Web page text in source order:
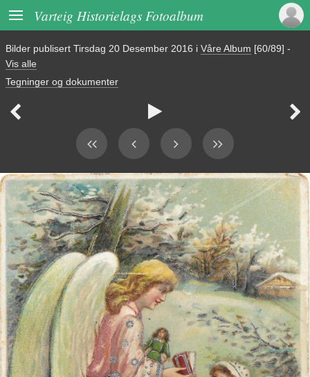
 Varteig Historielags Fotoalbum
Bilder publisert Tirsdag 20 Desember 2016 i Våre Album [60/89] -
Vis alle
Tegninger og dokumenter
  